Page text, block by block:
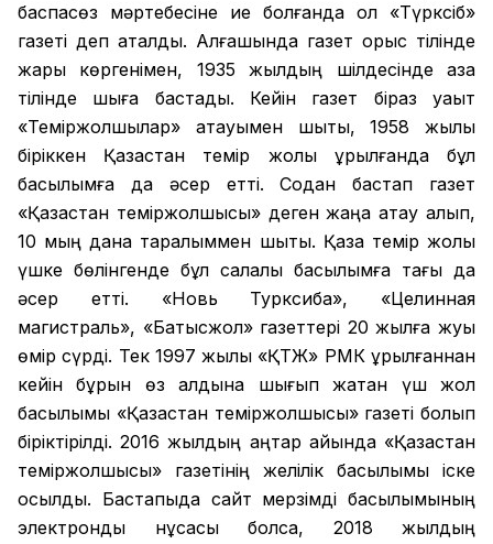
баспасөз мәртебесіне ие болғанда ол «Түрксіб»
газеті деп аталды. Алғашында газет орыс тілінде
жарық көргенімен, 1935 жылдың шілдесінде қазақ
тілінде шыға бастады. Кейін газет біраз уақыт
«Теміржолшылар» атауымен шықты, 1958 жылы
біріккен Қазақстан темір жолы құрылғанда бұл
басылымға да әсер етті. Содан бастап газет
«Қазақстан теміржолшысы» деген жаңа атау алып,
10 мың дана таралыммен шықты. Қазақ темір жолы
үшке бөлінгенде бұл салалық басылымға тағы да
әсер етті. «Новь Турксиба», «Целинная
магистраль», «Батысжол» газеттері 20 жылға жуық
өмір сүрді. Тек 1997 жылы «ҚТЖ» РМК құрылғаннан
кейін бұрын өз алдына шығып жатқан үш жол
басылымы «Қазақстан теміржолшысы» газеті болып
біріктірілді. 2016 жылдың қаңтар айында «Қазақстан
теміржолшысы» газетінің желілік басылымы іске
қосылды. Бастапқыда сайт мерзімді басылымының
электронды нұсқасы болса, 2018 жылдың